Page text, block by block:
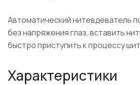
Автоматический нитевдеватель
без напряжения глаз, вставить
быстро приступить к процессу
Характеристики